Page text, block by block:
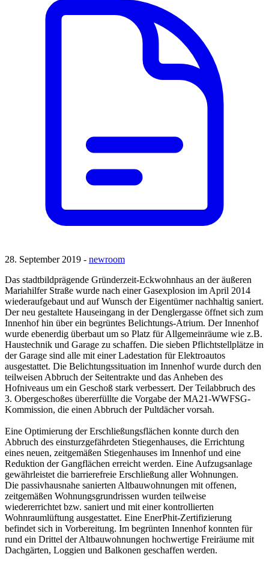
28. September 2019 - newroom
Das stadtbildprägende Gründerzeit-Eckwohnhaus an der äußeren
Mariahilfer Straße wurde nach einer Gasexplosion im April 2014
wiederaufgebaut und auf Wunsch der Eigentümer nachhaltig saniert.
Der neu gestaltete Hauseingang in der Denglergasse öffnet sich zum
Innenhof hin über ein begrüntes Belichtungs-Atrium. Der Innenhof
wurde ebenerdig überbaut um so Platz für Allgemeinräume wie z.B.
Haustechnik und Garage zu schaffen. Die sieben Pflichtstellplätze in
der Garage sind alle mit einer Ladestation für Elektroautos
ausgestattet. Die Belichtungssituation im Innenhof wurde durch den
teilweisen Abbruch der Seitentrakte und das Anheben des
Hofniveaus um ein Geschoß stark verbessert. Der Teilabbruch des
3. Obergeschoßes übererfüllte die Vorgabe der MA21-WWFSG-
Kommission, die einen Abbruch der Pultdächer vorsah.
Eine Optimierung der Erschließungsflächen konnte durch den
Abbruch des einsturzgefährdeten Stiegenhauses, die Errichtung
eines neuen, zeitgemäßen Stiegenhauses im Innenhof und eine
Reduktion der Gangflächen erreicht werden. Eine Aufzugsanlage
gewährleistet die barrierefreie Erschließung aller Wohnungen.
Die passivhausnahe sanierten Altbauwohnungen mit offenen,
zeitgemäßen Wohnungsgrundrissen wurden teilweise
wiedererrichtet bzw. saniert und mit einer kontrollierten
Wohnraumlüftung ausgestattet. Eine EnerPhit-Zertifizierung
befindet sich in Vorbereitung. Im begrünten Innenhof konnten für
rund ein Drittel der Altbauwohnungen hochwertige Freiräume mit
Dachgärten, Loggien und Balkonen geschaffen werden.